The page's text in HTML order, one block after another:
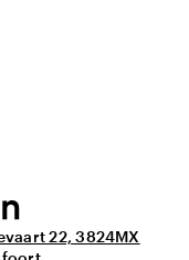
22, 3824MX